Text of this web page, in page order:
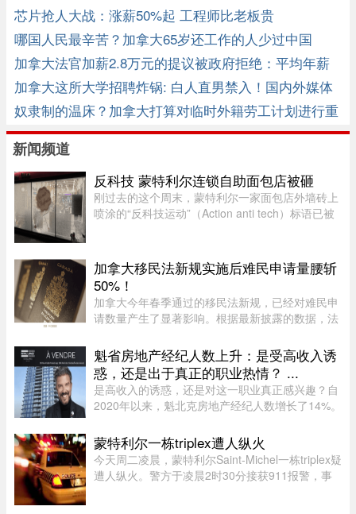
芯片抢人大战：涨薪50%起 工程师比老板贵
哪国人民最辛苦？加拿大65岁还工作的人少过中国
加拿大法官加薪2.8万元的提议被政府拒绝：平均年薪
41.5万
加拿大这所大学招聘炸锅: 白人直男禁入！国内外媒体
关注
奴隶制的温床？加拿大打算对临时外籍劳工计划进行重
大改革 ...
新闻频道
反科技 蒙特利尔连锁自助面包店被砸
刚过去的这个周末，蒙特利尔一家面包店外墙砖上
喷涂的“反科技运动”（Action anti tech）标语已被
锁面包店位于 Saint- ...
加拿大移民法新规实施后难民申请量腰斩
50%！
加拿大今年春季通过的移民法新规，已经对难民申
请数量产生了显著影响。根据最新披露的数据，法
请，较去年同期的 2.78 万宗减少近一半。新法生
效，难民通道收紧今年 3 ...
魁省房地产经纪人数上升：是受高收入诱
惑，还是出于真正的职业热情？ ...
是高收入的诱惑，还是对这一职业真正感兴趣？自
2020年以来，魁北克房地产经纪人数增长了14%。
为可能带来经济成功的行业。 ...
蒙特利尔一栋triplex遭人纵火
今天周二凌晨，蒙特利尔Saint-Michel一栋triplex疑
遭人纵火。警方于凌晨2时30分接获911报警，事